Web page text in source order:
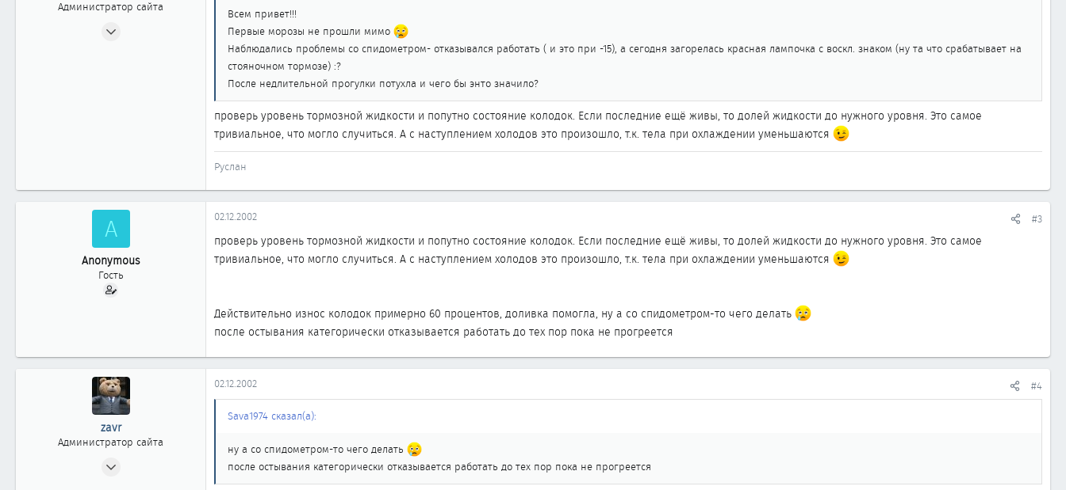
Администратор сайта
Всем привет!!!
Первые морозы не прошли мимо
Наблюдались проблемы со спидометром- отказывался работать ( и это при -15), а сегодня загорелась красная лампочка с воскл. знаком (ну та что срабатывает на
стояночном тормозе) :?
После недлительной прогулки потухла и чего бы энто значило?
проверь уровень тормозной жидкости и попутно состояние колодок. Если последние ещё живы, то долей жидкости до нужного уровня. Это самое
тривиальное, что могло случиться. А с наступлением холодов это произошло, т.к. тела при охлаждении уменьшаются
Руслан
A
Anonymous
Гость
02.12.2002 #3
проверь уровень тормозной жидкости и попутно состояние колодок. Если последние ещё живы, то долей жидкости до нужного уровня. Это самое
тривиальное, что могло случиться. А с наступлением холодов это произошло, т.к. тела при охлаждении уменьшаются
Действительно износ колодок примерно 60 процентов, доливка помогла, ну а со спидометром-то чего делать
после остывания категорически отказывается работать до тех пор пока не прогреется
zavr
Администратор сайта
02.12.2002 #4
Sava1974 сказал(а):
ну а со спидометром-то чего делать
после остывания категорически отказывается работать до тех пор пока не прогреется